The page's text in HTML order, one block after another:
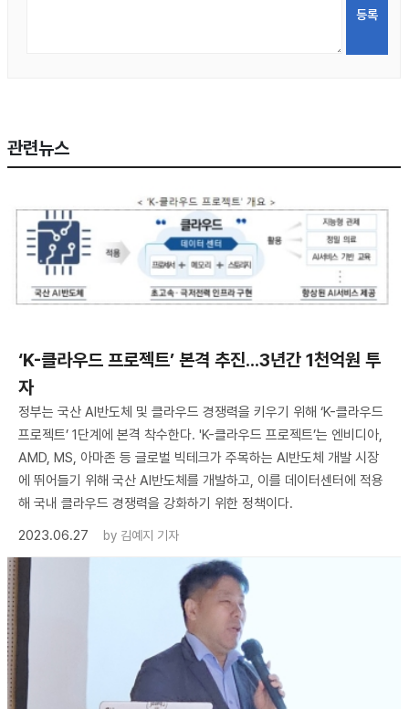
관련뉴스
‘K-클라우드 프로젝트’ 본격 추진...3년간 1천억원 투
자
정부는 국산 AI반도체 및 클라우드 경쟁력을 키우기 위해 ‘K-클라우드
프로젝트’ 1단계에 본격 착수한다. 'K-클라우드 프로젝트’는 엔비디아,
AMD, MS, 아마존 등 글로벌 빅테크가 주목하는 AI반도체 개발 시장
에 뛰어들기 위해 국산 AI반도체를 개발하고, 이를 데이터센터에 적용
해 국내 클라우드 경쟁력을 강화하기 위한 정책이다.
2023.06.27
by 김예지 기자